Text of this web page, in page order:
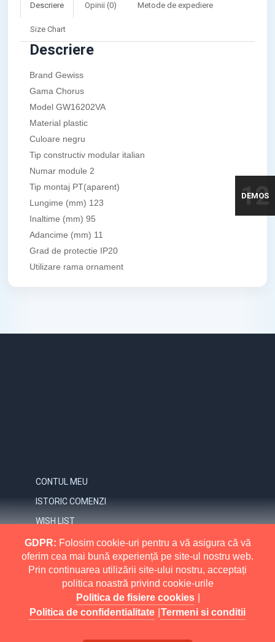
Descriere Opinii (0) Metode de expediere
Size Chart
Descriere
Brand Gewiss
Gama Chorus
Model GW16202VA
Material plastic
Culoare negru
Tip constructiv modular italian
Numar module 2
Tip montaj PT(aparent)
Lungime (mm) 123
Inaltime (mm) 95
Adancime (mm) 11
Grad de protectie IP20
Utilizare rama ornament
CONTUL MEU
ISTORIC COMENZI
WISH LIST
NEWSLETTER
INFORMATII
RETURNARI
POLITICA DE CONFIDENTIALITATE
MAI MULT
DEMOS
12
GDPR: Folosim cookie-uri pentru a vă asigura că vă
oferim cea mai bună experiență pe site-ul nostru web.
Prin continuarea utilizării site-ului nostru, acceptați
politica noastră privind cookie-urile
Politica de fisiere cookies
Politica de confidentialitate Termeni si conditii